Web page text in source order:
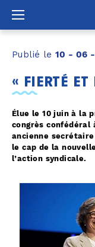
Publié le 10 - 06
« fierté et
Élue le 10 juin à la
congrès confédéral
ancienne
le cap de la
l’action syndicale.
Panneau de gestion